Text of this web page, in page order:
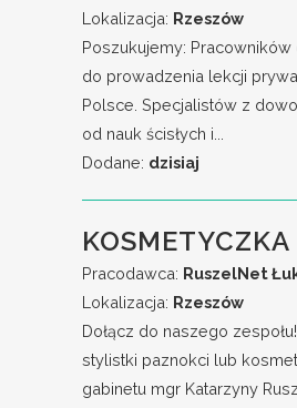
Lokalizacja: Rzeszów
Poszukujemy:
do prowadzenia lekcji
Polsce. Specjalistów z
od nauk ścisłych i...
Dodane: dzisiaj
Pracodawca: RuszelNet
Lokalizacja: Rzeszów
Dołącz do naszego
stylistki paznokci lub
gabinetu mgr Katarzyny